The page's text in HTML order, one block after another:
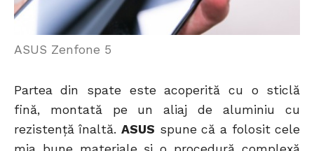
ASUS Zenfone 5
Partea din spate este acoperită cu o sticlă
fină, montată pe un aliaj de aluminiu cu
rezistență înaltă. ASUS spune că a folosit cele